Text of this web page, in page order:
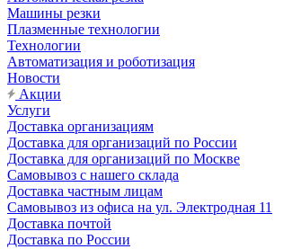
Машины резки
Плазменные технологии
Технологии
Автоматизация и роботизация
Новости
Акции
Услуги
Доставка организациям
Доставка для организаций по России
Доставка для организаций по Москве
Самовывоз с нашего склада
Доставка частным лицам
Самовывоз из офиса на ул. Электродная 11
Доставка почтой
Доставка по России